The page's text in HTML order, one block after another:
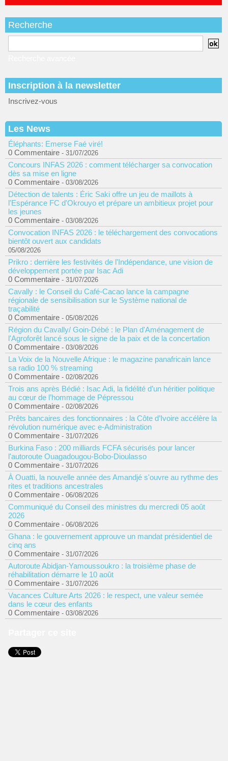
Recherche
Inscription à la newsletter
Inscrivez-vous
Les News
Éléphants: Emerse Faé viré!
0 Commentaire - 31/07/2026
Concours INFAS 2026 : comment télécharger sa convocation
dès sa mise en ligne
0 Commentaire - 03/08/2026
Détection de talents : Éric Saki offre un jeu de maillots à
l'Espérance FC d'Okrouyo et prépare un ambitieux projet pour
les jeunes
0 Commentaire - 03/08/2026
Convocation INFAS 2026 : le téléchargement des convocations
bientôt ouvert aux candidats
05/08/2026
Prikro : derrière les festivités de l'Indépendance, une vision de
développement portée par Isac Adi
0 Commentaire - 31/07/2026
Cavally : le Conseil du Café-Cacao lance la campagne
régionale de sensibilisation sur le Système national de
traçabilité
0 Commentaire - 05/08/2026
Région du Cavally/ Goin-Débé : le Plan d'Aménagement de
l'Agroforêt lancé sous le signe de la paix et de la concertation
0 Commentaire - 03/08/2026
La Voix de la Nouvelle Afrique : le magazine panafricain lance
sa radio 100 % streaming
0 Commentaire - 02/08/2026
Trois ans après Bédié : Isac Adi, la fidélité d’un héritier politique
au cœur de l’hommage de Pépressou
0 Commentaire - 02/08/2026
Prêts bancaires des fonctionnaires : la Côte d’Ivoire accélère la
révolution numérique avec e-Administration
0 Commentaire - 31/07/2026
Burkina Faso : 200 milliards FCFA sécurisés pour lancer
l'autoroute Ouagadougou-Bobo-Dioulasso
0 Commentaire - 31/07/2026
À Ouatti, la nouvelle année des Amandjé s'ouvre au rythme des
rites et traditions ancestrales
0 Commentaire - 06/08/2026
Communiqué du Conseil des ministres du mercredi 05 août
2026
0 Commentaire - 06/08/2026
Ghana : le gouvernement approuve un mandat présidentiel de
cinq ans
0 Commentaire - 31/07/2026
Autoroute Abidjan-Yamoussoukro : la troisième phase de
réhabilitation démarre le 10 août
0 Commentaire - 31/07/2026
Vacances Culture Arts 2026 : le respect, une valeur semée
dans le cœur des enfants
0 Commentaire - 03/08/2026